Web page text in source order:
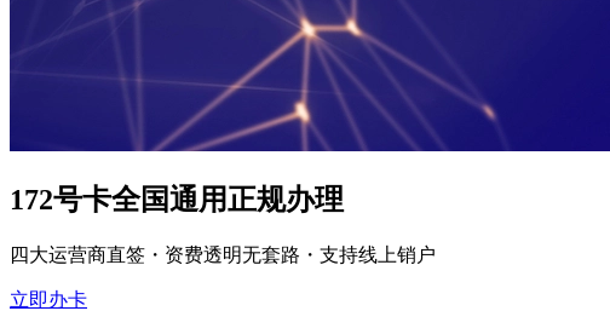
172号卡全国通用正规办理
四大运营商直签・资费透明无套路・支持线上销户
立即办卡